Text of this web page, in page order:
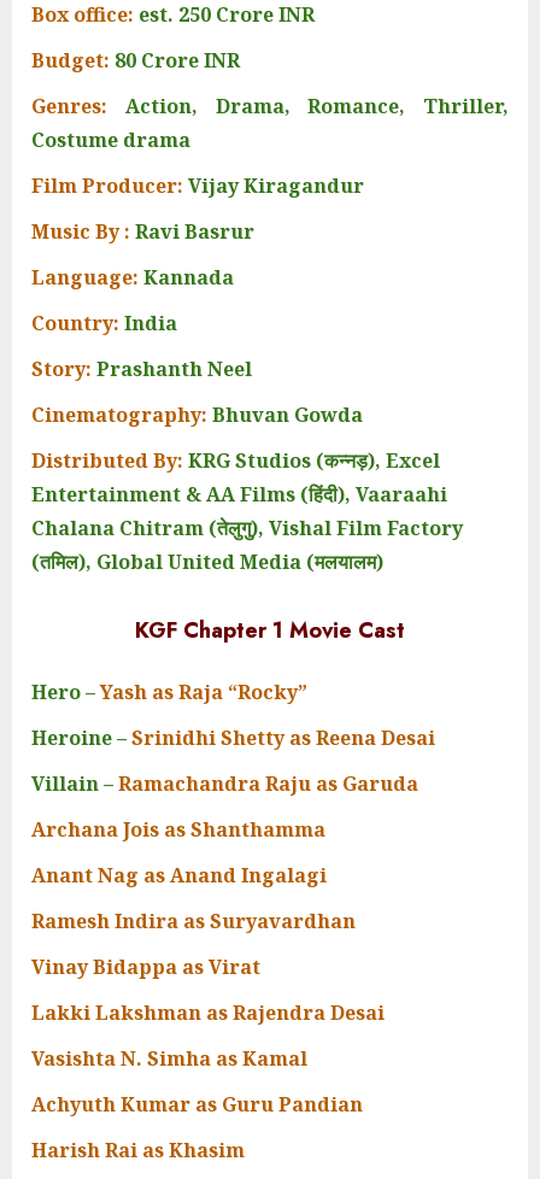
Box office: est. 250 Crore INR
Budget: 80 Crore INR
Genres:
Action, Drama, Romance, Thriller,
Costume drama
Film Producer: Vijay Kiragandur
Music By : Ravi Basrur
Language: Kannada
Country: India
Story: Prashanth Neel
Cinematography: Bhuvan Gowda
Distributed By: KRG Studios (कन्नड़), Excel
Entertainment & AA Films (हिंदी), Vaaraahi
Chalana Chitram (तेलुगु), Vishal Film Factory
(तमिल), Global United Media (मलयालम)
KGF Chapter 1 Movie Cast
Hero –Yash as Raja “Rocky”
Heroine –Srinidhi Shetty as Reena Desai
Villain –Ramachandra Raju as Garuda
Archana Jois as Shanthamma
Anant Nag as Anand Ingalagi
Ramesh Indira as Suryavardhan
Vinay Bidappa as Virat
Lakki Lakshman as Rajendra Desai
Vasishta N. Simha as Kamal
Achyuth Kumar as Guru Pandian
Harish Rai as Khasim